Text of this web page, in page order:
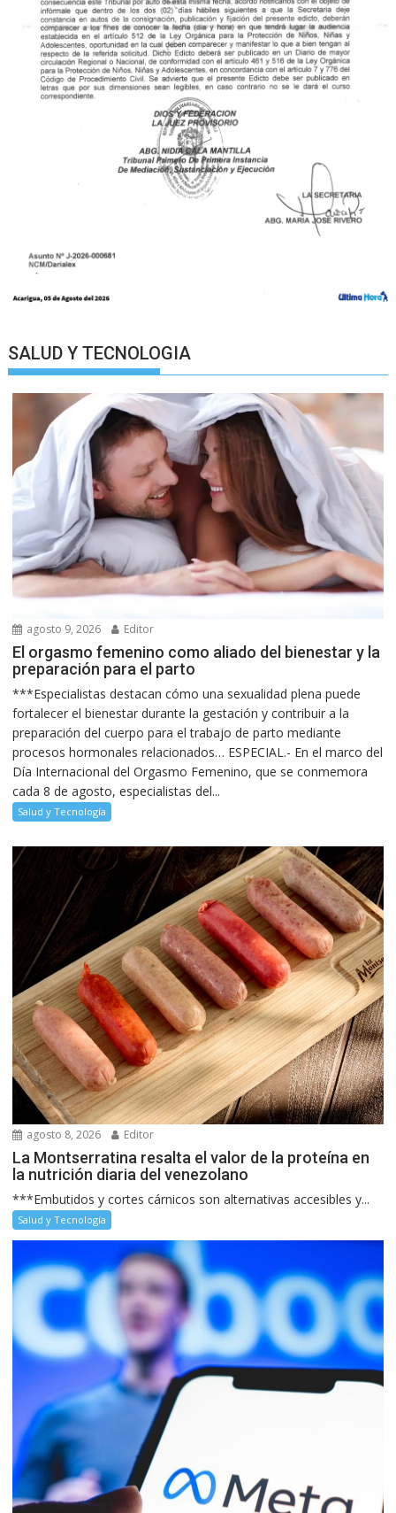
SALUD Y TECNOLOGIA
agosto 9, 2026 Editor
El orgasmo femenino como aliado del bienestar y la
preparación para el parto
***Especialistas destacan cómo una sexualidad plena puede
fortalecer el bienestar durante la gestación y contribuir a la
preparación del cuerpo para el trabajo de parto mediante
procesos hormonales relacionados… ESPECIAL.- En el marco del
Día Internacional del Orgasmo Femenino, que se conmemora
cada 8 de agosto, especialistas del...
Salud y Tecnología
agosto 8, 2026 Editor
La Montserratina resalta el valor de la proteína en
la nutrición diaria del venezolano
***Embutidos y cortes cárnicos son alternativas accesibles y...
Salud y Tecnología